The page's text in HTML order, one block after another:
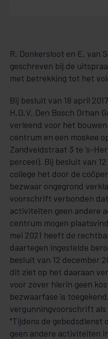
R. Donkersloot en E. van
geschreven bij de
met betrekking tot het
Bij besluit van 18 april
H.D.V. Den Bosch Orhan
verleend voor het
centrum en een moskee
Zandveldstraat 3 te ’s-
perceel). Bij besluit van
college het door de
bezwaar ongegrond
voorschrift verbonden
activiteiten geen andere
centrum mogen
mei 2021 heeft de
daartegen ingestelde
besluit van 12 december
dit ziet op het daaraan
voor zover hierin geen
bezwaarfase is
vergunningvoorschrift
"Tijdens de gebedsdienst
geen andere activiteiten